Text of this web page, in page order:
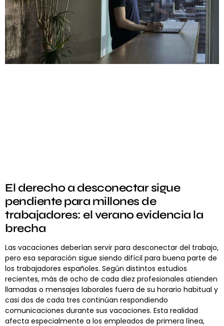
El derecho a desconectar sigue
pendiente para millones de
trabajadores: el verano evidencia la
brecha
Las vacaciones deberían servir para desconectar del trabajo,
pero esa separación sigue siendo difícil para buena parte de
los trabajadores españoles. Según distintos estudios
recientes, más de ocho de cada diez profesionales atienden
llamadas o mensajes laborales fuera de su horario habitual y
casi dos de cada tres continúan respondiendo
comunicaciones durante sus vacaciones. Esta realidad
afecta especialmente a los empleados de primera línea,